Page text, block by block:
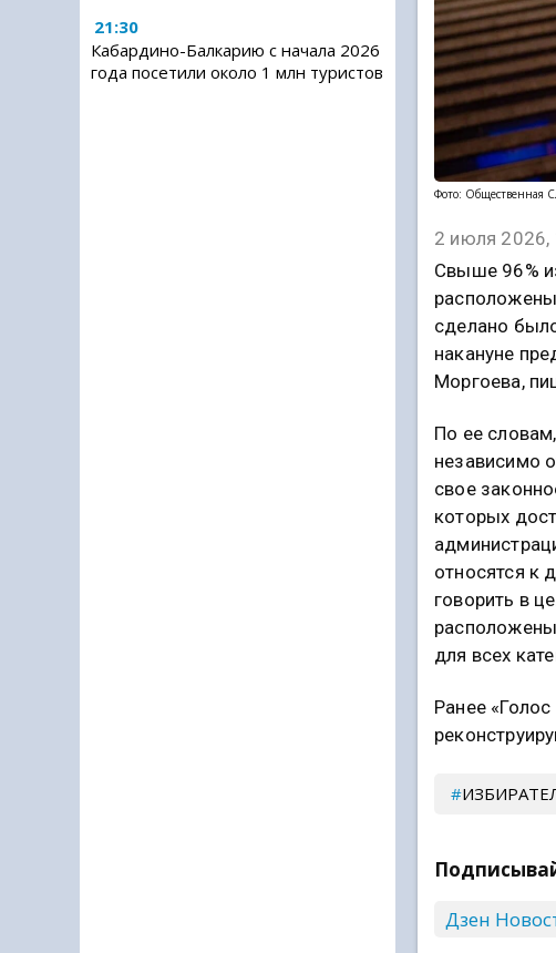
21:30
Кабардино-Балкарию с начала 2026
года посетили около 1 млн туристов
Фото: Общественная
2 июля 2026,
Свыше 96%
сделано
накануне
Моргоева,
По ее
независимо
свое
которых
относятся к
говорить в
для всех
Ранее
Дзен